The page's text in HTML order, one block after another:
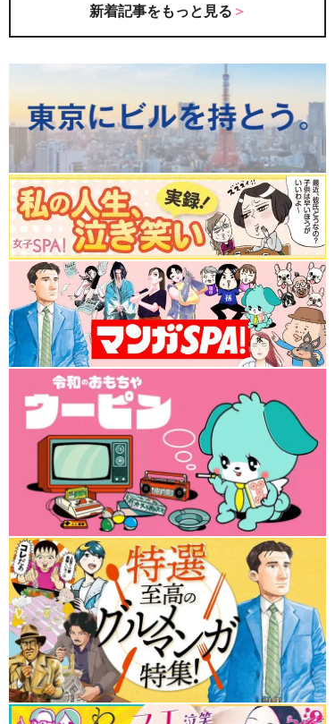
新着記事をもっと見る